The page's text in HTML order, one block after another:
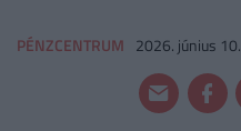
PÉNZCENTRUM 2026. június